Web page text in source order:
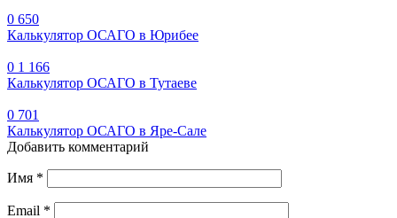
0 650
Калькулятор ОСАГО в Юрибее
0 1 166
Калькулятор ОСАГО в Тутаеве
0 701
Калькулятор ОСАГО в Яре-Сале
Добавить комментарий
Имя *
Email *